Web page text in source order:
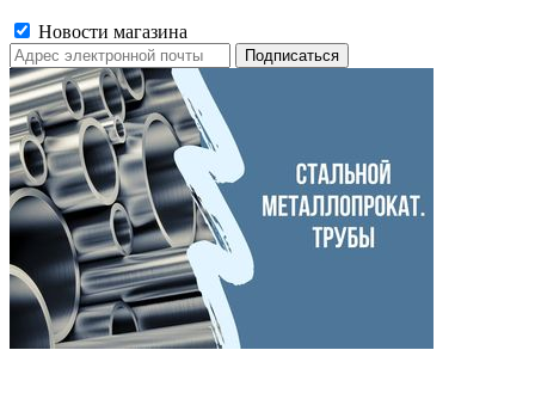
Новости магазина